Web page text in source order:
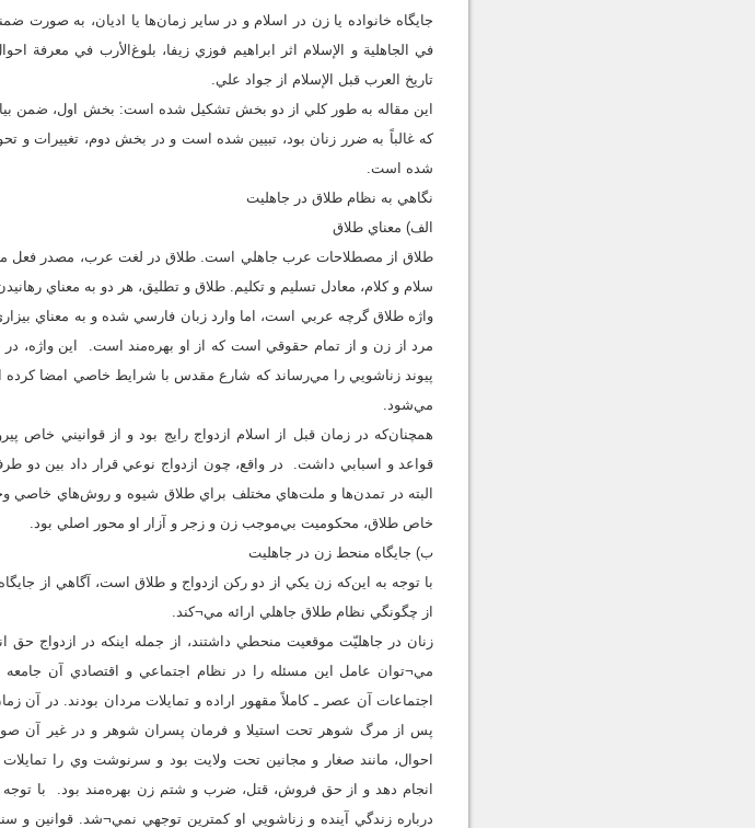
جايگاه خانواده يا زن در اسلام و در ساير زمان‌ها يا اديان، به صورت
في الجاهلية و الإسلام اثر ابراهيم فوزي زيفا، بلوغ‌الأرب في
تاريخ العرب قبل الإسلام از جواد علي.
اين مقاله به طور كلي از دو بخش تشكيل شده است: بخش اول، ضمن
كه غالباً به ضرر زنان بود، تبيين شده است و در بخش دوم، تغييرات و
شده است.
نگاهي به نظام طلاق در جاهليت
الف) معناي طلاق
طلاق از مصطلاحات عرب جاهلي است. طلاق در لغت عرب، مصدر فعل
سلام و كلام، معادل تسليم و تكليم. طلاق و تطليق، هر دو به معناي
واژه طلاق گرچه عربي است، اما وارد زبان فارسي شده و به معناي
مرد از زن و از تمام حقوقي است كه از او بهره‌مند است. اين واژه،
پيوند زناشويي را مي‌رساند كه شارع مقدس با شرايط خاصي امضا كرده
مي‌شود.
همچنان‌كه در زمان قبل از اسلام ازدواج رايج بود و از قوانيني
قواعد و اسبابي داشت. در واقع، چون ازدواج نوعي قرار داد بين
البته در تمدن‌ها و ملت‌هاي مختلف براي طلاق شيوه و روش‌هاي خاصي
خاص طلاق، محكوميت بي‌موجب زن و زجر و آزار او محور اصلي بود.
ب) جايگاه منحط زن در جاهليت
با توجه به اين‌كه زن يكي از دو ركن ازدواج و طلاق است، آگاهي از
از چگونگي نظام طلاق جاهلي ارائه مي¬كند.
زنان در جاهليّت موقعيت منحطي داشتند، از جمله اينكه در ازدواج
مي¬توان عامل اين مسئله را در نظام اجتماعي و اقتصادي آن
اجتماعات آن عصر ـ كاملاً مقهور اراده و تمايلات مردان بودند. در
پس از مرگ شوهر تحت استيلا و فرمان پسران شوهر و در غير آن
احوال، مانند صغار و مجانين تحت ولايت بود و سرنوشت وي را
انجام دهد و از حق فروش، قتل، ضرب و شتم زن بهره‌مند بود. با
درباره زندگي آينده و زناشويي او كمترين توجهي نمي¬شد. قوانين و